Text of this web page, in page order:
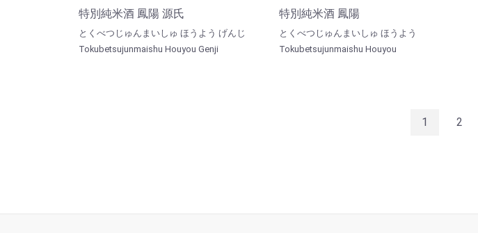
特別純米酒 鳳陽 源氏
とくべつじゅんまいしゅ ほうよう げんじ
Tokubetsujunmaishu Houyou Genji
特別純米酒 鳳陽
とくべつじゅんまいしゅ ほうよう
Tokubetsujunmaishu Houyou
1 2